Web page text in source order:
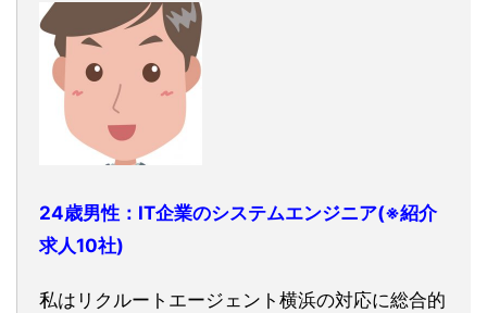
24歳男性：IT企業のシステムエンジニア(※紹介
求人10社)
私はリクルートエージェント横浜の対応に総合的